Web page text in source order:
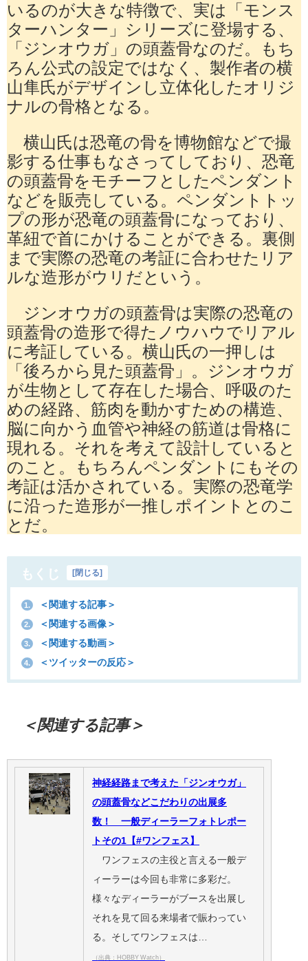
いるのが大きな特徴で、実は「モンス
ターハンター」シリーズに登場する、
「ジンオウガ」の頭蓋骨なのだ。もち
ろん公式の設定ではなく、製作者の横
山隼氏がデザインし立体化したオリジ
ナルの骨格となる。
横山氏は恐竜の骨を博物館などで撮
影する仕事もなさってしており、恐竜
の頭蓋骨をモチーフとしたペンダント
などを販売している。ペンダントトッ
プの形が恐竜の頭蓋骨になっており、
革紐で首にかけることができる。裏側
まで実際の恐竜の考証に合わせたリア
ルな造形がウリだという。
ジンオウガの頭蓋骨は実際の恐竜の
頭蓋骨の造形で得たノウハウでリアル
に考証している。横山氏の一押しは
「後ろから見た頭蓋骨」。ジンオウガ
が生物として存在した場合、呼吸のた
めの経路、筋肉を動かすための構造、
脳に向かう血管や神経の筋道は骨格に
現れる。それを考えて設計していると
のこと。もちろんペンダントにもその
考証は活かされている。実際の恐竜学
に沿った造形が一推しポイントとのこ
とだ。
もくじ [閉じる]
1. ＜関連する記事＞
2. ＜関連する画像＞
3. ＜関連する動画＞
4. ＜ツイッターの反応＞
＜関連する記事＞
神経経路まで考えた「ジンオウガ」
の頭蓋骨などこだわりの出展多
数！ 一般ディーラーフォトレポー
トその1【#ワンフェス】
ワンフェスの主役と言える一般デ
ィーラーは今回も非常に多彩だ。
様々なディーラーがブースを出展し
それを見て回る来場者で賑わってい
る。そしてワンフェスは…
（出典：HOBBY Watch）